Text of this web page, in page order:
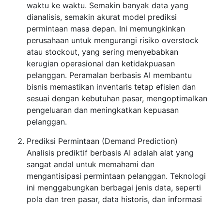
waktu ke waktu. Semakin banyak data yang
dianalisis, semakin akurat model prediksi
permintaan masa depan. Ini memungkinkan
perusahaan untuk mengurangi risiko overstock
atau stockout, yang sering menyebabkan
kerugian operasional dan ketidakpuasan
pelanggan. Peramalan berbasis AI membantu
bisnis memastikan inventaris tetap efisien dan
sesuai dengan kebutuhan pasar, mengoptimalkan
pengeluaran dan meningkatkan kepuasan
pelanggan.
Prediksi Permintaan (Demand Prediction)
Analisis prediktif berbasis AI adalah alat yang
sangat andal untuk memahami dan
mengantisipasi permintaan pelanggan. Teknologi
ini menggabungkan berbagai jenis data, seperti
pola dan tren pasar, data historis, dan informasi